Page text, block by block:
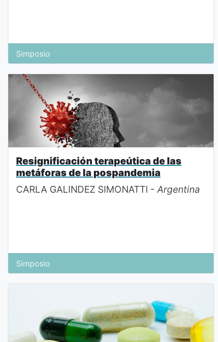
Simposio
Resignificación terapeútica de las
metáforas de la pospandemia
CARLA GALINDEZ SIMONATTI - Argentina
Simposio